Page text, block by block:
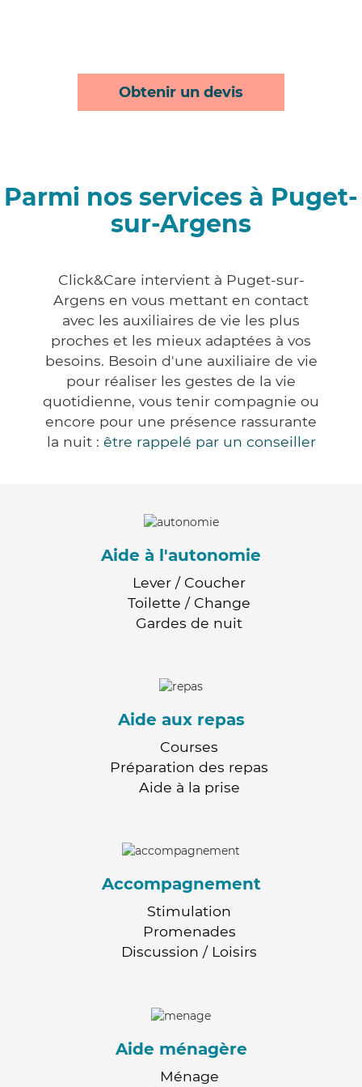
Obtenir un devis
Parmi nos services à Puget-
sur-Argens
Click&Care intervient à Puget-sur-
Argens en vous mettant en contact
avec les auxiliaires de vie les plus
proches et les mieux adaptées à vos
besoins. Besoin d'une auxiliaire de vie
pour réaliser les gestes de la vie
quotidienne, vous tenir compagnie ou
encore pour une présence rassurante
la nuit : être rappelé par un conseiller
Aide à l'autonomie
Lever / Coucher
Toilette / Change
Gardes de nuit
Aide aux repas
Courses
Préparation des repas
Aide à la prise
Accompagnement
Stimulation
Promenades
Discussion / Loisirs
Aide ménagère
Ménage